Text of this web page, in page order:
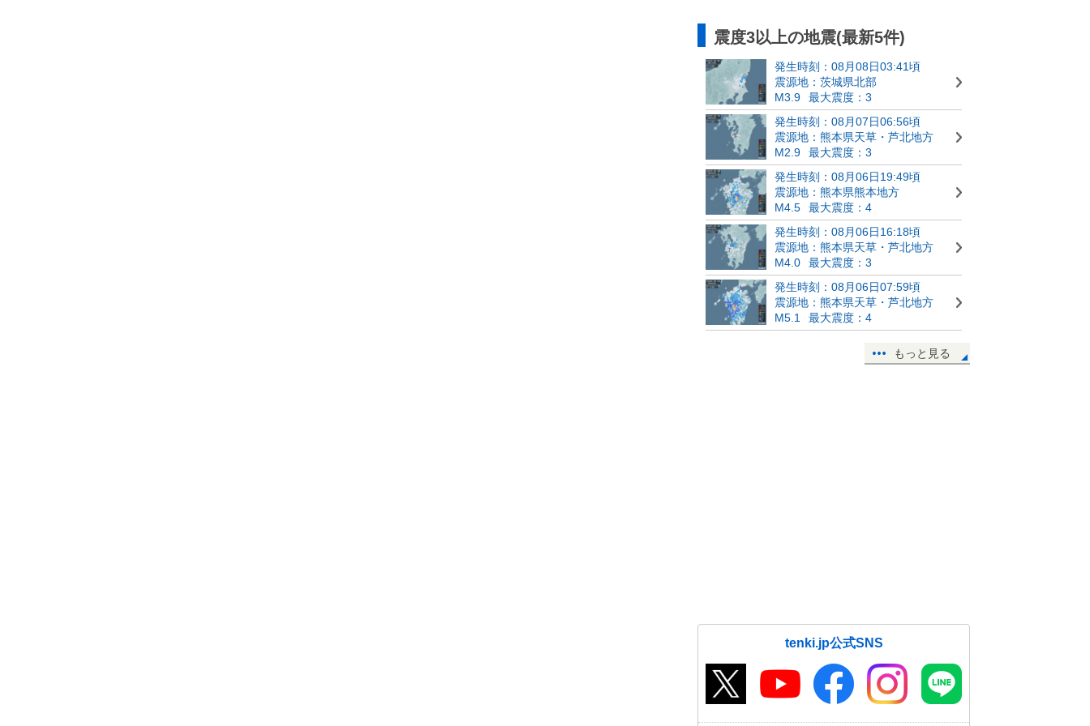
震度3以上の地震(最新5件)
発生時刻：08月08日03:41頃
震源地：茨城県北部
M3.9
最大震度：3
発生時刻：08月07日06:56頃
震源地：熊本県天草・芦北地方
M2.9
最大震度：3
発生時刻：08月06日19:49頃
震源地：熊本県熊本地方
M4.5
最大震度：4
発生時刻：08月06日16:18頃
震源地：熊本県天草・芦北地方
M4.0
最大震度：3
発生時刻：08月06日07:59頃
震源地：熊本県天草・芦北地方
M5.1
最大震度：4
もっと見る
tenki.jp公式SNS